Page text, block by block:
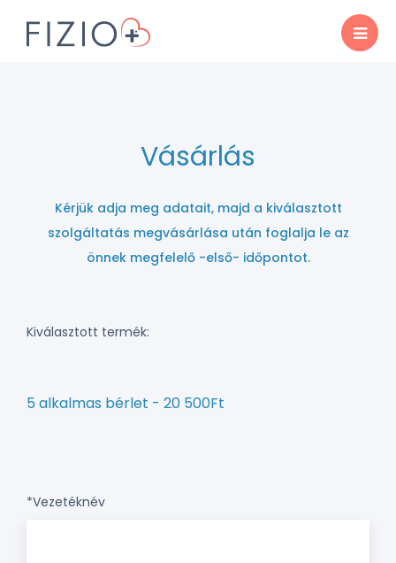
Vásárlás
Kérjük adja meg adatait, majd a kiválasztott
szolgáltatás megvásárlása után foglalja le az
önnek megfelelő -első- időpontot.
Kiválasztott termék:
5 alkalmas bérlet - 20 500Ft
*Vezetéknév